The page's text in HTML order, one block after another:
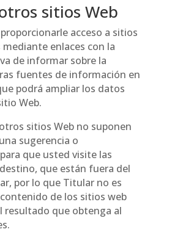
sitios Web
acceso a sitios
enlaces con la
de informar sobre la
fuentes de información en
podrá ampliar los datos
Web.
sitios Web no suponen
sugerencia o
que usted visite las
que están fuera del
por lo que Titular no es
de los sitios web
resultado que obtenga al